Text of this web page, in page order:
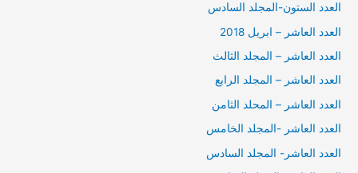
العدد الستون-المجلد السادس
العدد العاشر – ابريل 2018
العدد العاشر – المجلد الثالث
العدد العاشر – المجلد الرابع
العدد العاشر – المحلد الثامن
العدد العاشر -المجلد الخامس
العدد العاشر- المجلد السادس